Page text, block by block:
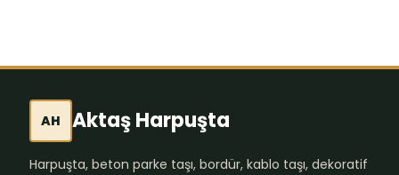
AH Aktaş Harpuşta
Harpuşta, beton parke taşı, bordür, kablo taşı, dekoratif